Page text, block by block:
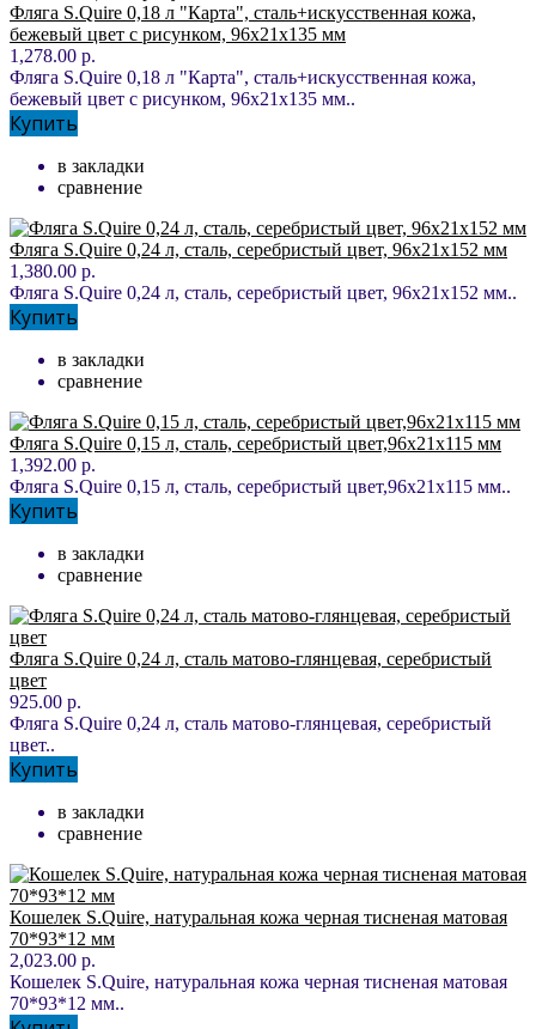
Фляга S.Quire 0,18 л "Карта", сталь+искусственная кожа,
бежевый цвет с рисунком, 96x21x135 мм
1,278.00 р.
Фляга S.Quire 0,18 л "Карта", сталь+искусственная кожа,
бежевый цвет с рисунком, 96x21x135 мм..
Купить
в закладки
сравнение
Фляга S.Quire 0,24 л, сталь, серебристый цвет, 96x21x152 мм
1,380.00 р.
Фляга S.Quire 0,24 л, сталь, серебристый цвет, 96x21x152 мм..
Купить
в закладки
сравнение
Фляга S.Quire 0,15 л, сталь, серебристый цвет,96x21x115 мм
1,392.00 р.
Фляга S.Quire 0,15 л, сталь, серебристый цвет,96x21x115 мм..
Купить
в закладки
сравнение
Фляга S.Quire 0,24 л, сталь матово-глянцевая, серебристый
цвет
925.00 р.
Фляга S.Quire 0,24 л, сталь матово-глянцевая, серебристый
цвет..
Купить
в закладки
сравнение
Кошелек S.Quire, натуральная кожа черная тисненая матовая
70*93*12 мм
2,023.00 р.
Кошелек S.Quire, натуральная кожа черная тисненая матовая
70*93*12 мм..